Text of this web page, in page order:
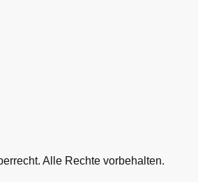
Alle Rechte vorbehalten.